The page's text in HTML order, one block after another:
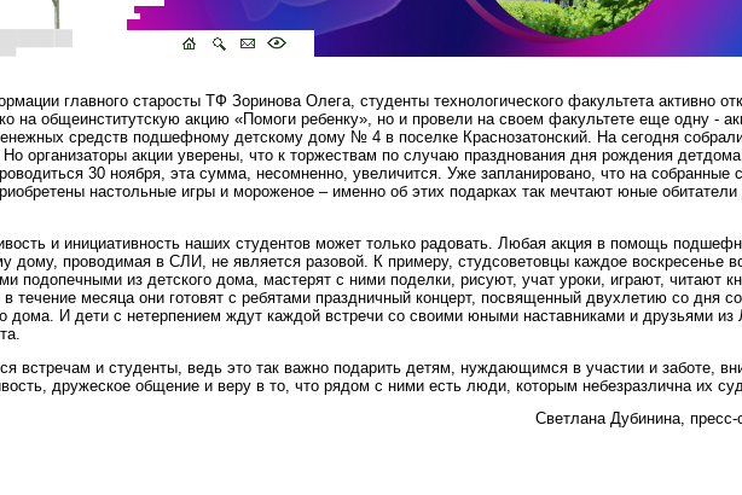
главного старосты ТФ Зоринова Олега, студенты технологического факультета активно
на общеинститутскую акцию «Помоги ребенку», но и провели на своем факультете еще одну -
средств подшефному детскому дому № 4 в поселке Краснозатонский. На сегодня
Но организаторы акции уверены, что к торжествам по случаю празднования дня рождения
30 ноября, эта сумма, несомненно, увеличится. Уже запланировано, что на собранные
настольные игры и мороженое – именно об этих подарках так мечтают юные обитатели
и инициативность наших студентов может только радовать. Любая акция в помощь
дому, проводимая в СЛИ, не является разовой. К примеру, студсоветовцы каждое воскресенье
подопечными из детского дома, мастерят с ними поделки, рисуют, учат уроки, играют, читают
течение месяца они готовят с ребятами праздничный концерт, посвященный двухлетию со дня
дома. И дети с нетерпением ждут каждой встречи со своими юными наставниками и друзьями из
встречам и студенты, ведь это так важно подарить детям, нуждающимся в участии и заботе,
дружеское общение и веру в то, что рядом с ними есть люди, которым небезразлична их
Светлана Дубинина,